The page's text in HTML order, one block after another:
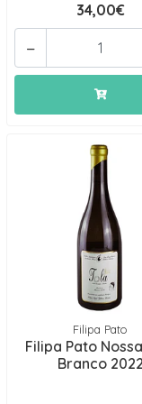
34,00€
-
Filipa Pato
Filipa Pato
Branco 2022